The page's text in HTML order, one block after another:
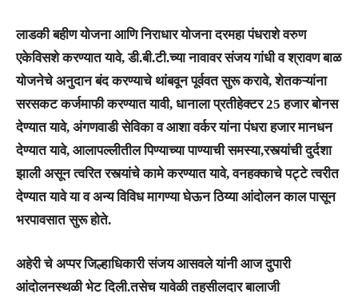
लाडकी बहीण योजना आणि निराधार योजना दरमहा पंधराशे वरुण
एकेविसशे करण्यात यावे, डी.बी.टी.च्या नावावर संजय गांधी व श्रावण बाळ
योजनेचे अनुदान बंद करण्याचे थांबवून पूर्ववत सुरू करावे, शेतकऱ्यांना
सरसकट कर्जमाफी करण्यात यावी, धानाला प्रतीहेक्टर 25 हजार बोनस
देण्यात यावे, अंगणवाडी सेविका व आशा वर्कर यांना पंधरा हजार मानधन
देण्यात यावे, आलापल्लीतील पिण्याच्या पाण्याची समस्या,रस्त्यांची दुर्दशा
झाली असून त्वरित रस्त्यांचे कामे करण्यात यावे, वनहक्काचे पट्टे त्वरीत
देण्यात यावे या व अन्य विविध मागण्या घेऊन ठिय्या आंदोलन काल पासून
भरपावसात सुरू होते.
अहेरी चे अप्पर जिल्हाधिकारी संजय आसवले यांनी आज दुपारी
आंदोलनस्थळी भेट दिली.तसेच यावेळी तहसीलदार बालाजी